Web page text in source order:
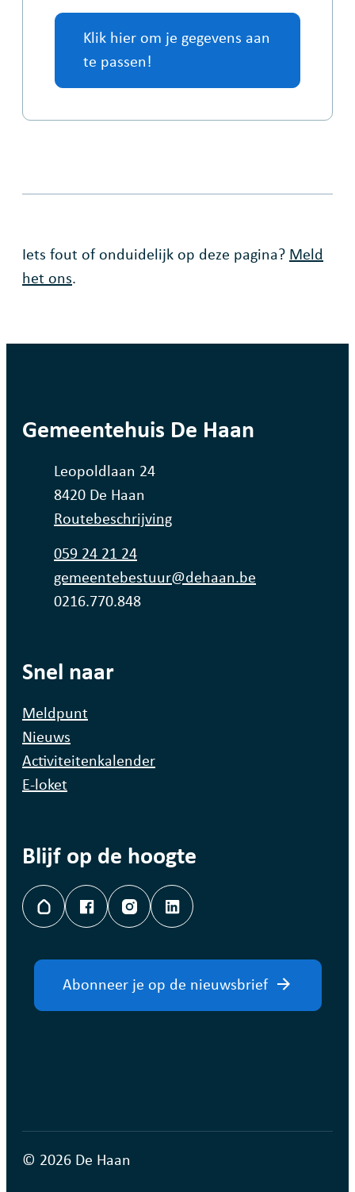
Klik hier om je gegevens aan
te passen!
Fout op deze pagina
Iets fout of onduidelijk op deze pagina? Meld
het ons.
contact
Gemeentehuis De Haan
AdresLeopoldlaan 24
,8420 De Haan
Routebeschrijving
059 24 21 24
E-mailgemeentebestuur@dehaan.be
Ondernemingsnummer
0216.770.848
Snel naar
Meldpunt
Nieuws
Activiteitenkalender
E-loket
Blijf op de hoogte
Hoplr FacebookInstagramLinkedIn
Abonneer je op de nieuwsbrief
© 2026 De Haan